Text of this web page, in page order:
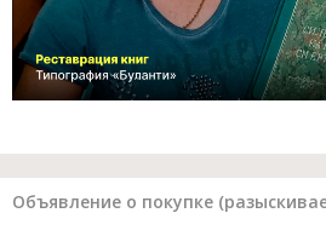
Объявление о покупке